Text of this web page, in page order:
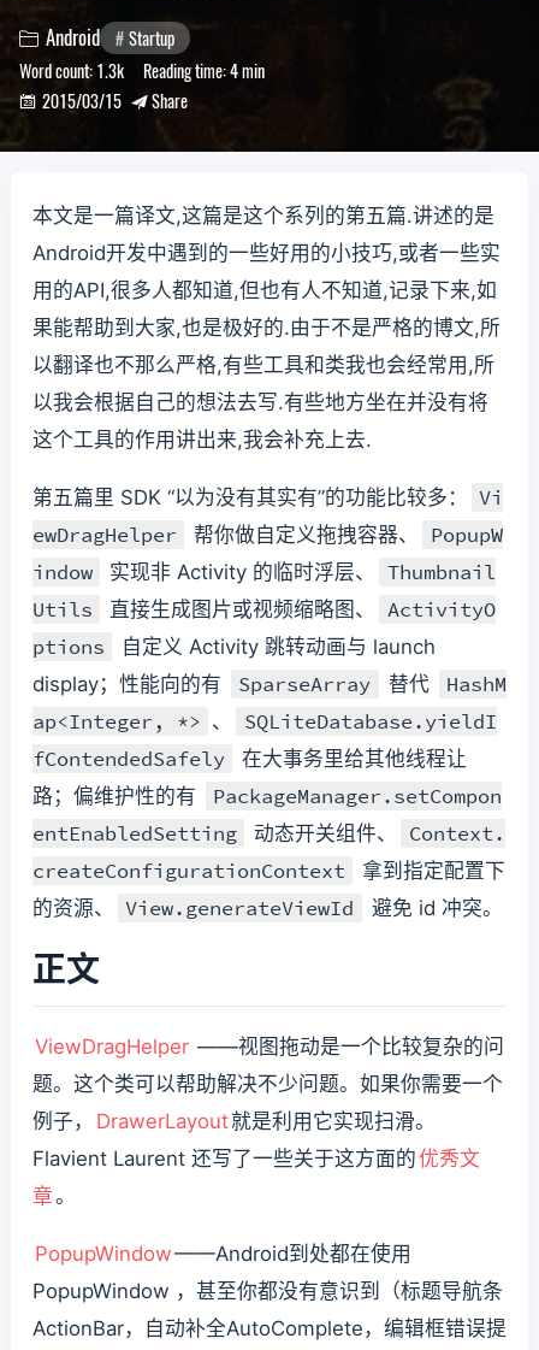
 Android
Startup
Word count:1.3k Reading time:4 min
 2015/03/15  Share
本文是一篇译文,这篇是这个系列的第五篇.讲述的是
Android开发中遇到的一些好用的小技巧,或者一些实
用的API,很多人都知道,但也有人不知道,记录下来,如
果能帮助到大家,也是极好的.由于不是严格的博文,所
以翻译也不那么严格,有些工具和类我也会经常用,所
以我会根据自己的想法去写.有些地方坐在并没有将
这个工具的作用讲出来,我会补充上去.
第五篇里 SDK “以为没有其实有”的功能比较多：
Vi
ewDragHelper
帮你做自定义拖拽容器、
PopupW
indow
实现非 Activity 的临时浮层、
Thumbnail
Utils
直接生成图片或视频缩略图、
ActivityO
ptions
自定义 Activity 跳转动画与 launch
display；性能向的有
SparseArray 替代
HashM
ap<Integer, *> 、
SQLiteDatabase.yieldI
fContendedSafely
在大事务里给其他线程让
路；偏维护性的有
PackageManager.setCompon
entEnabledSetting
动态开关组件、
Context.
createConfigurationContext
拿到指定配置下
的资源、
View.generateViewId 避免 id 冲突。
正文
ViewDragHelper ——视图拖动是一个比较复杂的问
题。这个类可以帮助解决不少问题。如果你需要一个
例子，
DrawerLayout就是利用它实现扫滑。
Flavient Laurent 还写了一些关于这方面的优秀文
章。
PopupWindow——Android到处都在使用
PopupWindow ，甚至你都没有意识到（标题导航条
ActionBar，自动补全AutoComplete，编辑框错误提